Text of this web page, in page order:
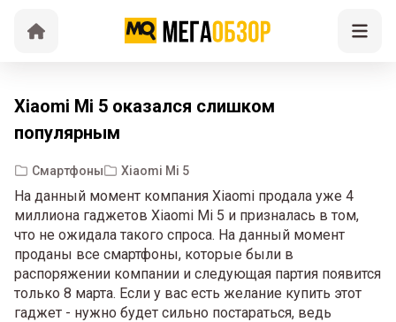
Xiaomi Mi 5 оказался слишком
популярным
Смартфоны Xiaomi Mi 5
На данный момент компания Xiaomi продала уже 4
миллиона гаджетов Xiaomi Mi 5 и призналась в том,
что не ожидала такого спроса. На данный момент
проданы все смартфоны, которые были в
распоряжении компании и следующая партия появится
только 8 марта. Если у вас есть желание купить этот
гаджет - нужно будет сильно постараться, ведь